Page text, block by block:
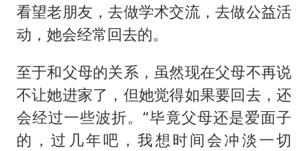
看望老朋友，去做学术交流，去做公益活
动，她会经常回去的。
至于和父母的关系，虽然现在父母不再说
不让她进家了，但她觉得如果要回去，还
会经过一些波折。“毕竟父母还是爱面子
的，过几年吧，我想时间会冲淡一切